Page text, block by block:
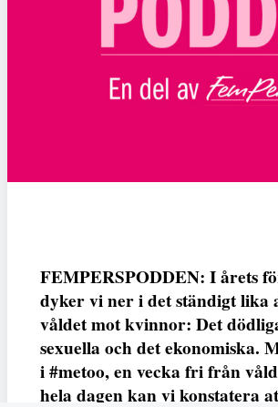
FEMPERSPODDEN: I årets
dyker vi ner i det ständigt lika
våldet mot kvinnor: Det
sexuella och det ekonomiska.
i #metoo, en vecka fri från
hela dagen kan vi konstatera